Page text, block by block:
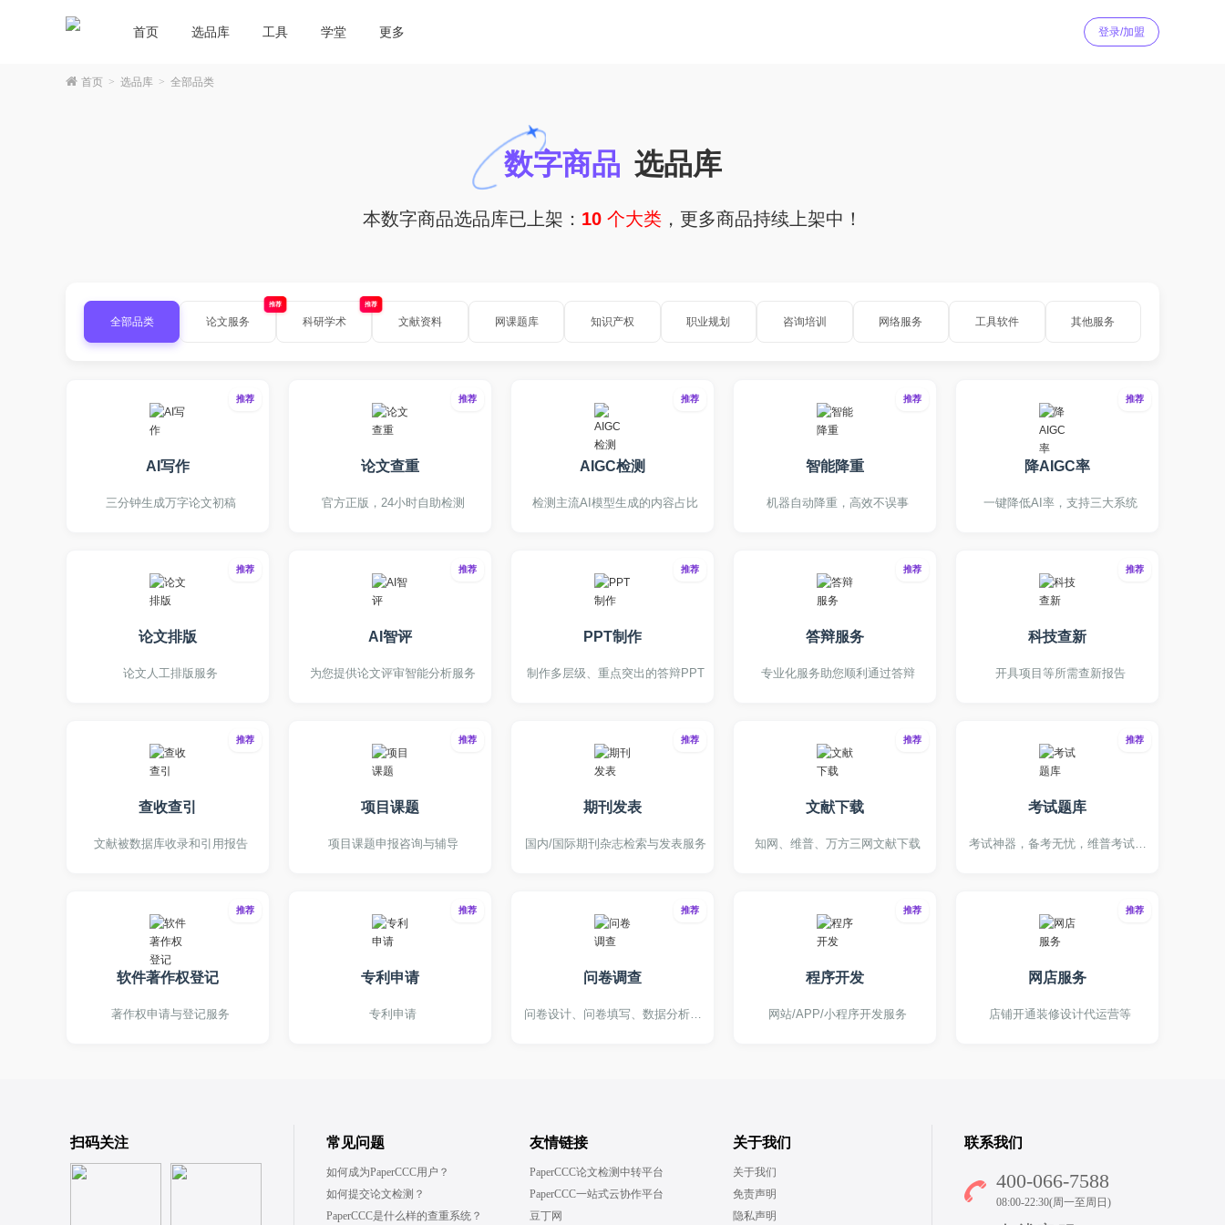
首页 选品库 工具 学堂 更多 登录/加盟
首页 > 选品库 > 全部品类
数字商品 选品库
本数字商品选品库已上架： 10 个大类 ，更多商品持续上架中！
全部品类 论文服务
推荐
科研学术
推荐
文献资料 网课题库 知识产权 职业规划 咨询培训 网络服务 工具软件 其他服务
推荐
AI写作
三分钟生成万字论文初稿
推荐
论文查重
官方正版，24小时自助检测
推荐
AIGC检测
检测主流AI模型生成的内容占比
推荐
智能降重
机器自动降重，高效不误事
推荐
降AIGC率
一键降低AI率，支持三大系统
推荐
论文排版
论文人工排版服务
推荐
AI智评
为您提供论文评审智能分析服务
推荐
PPT制作
制作多层级、重点突出的答辩PPT
推荐
答辩服务
专业化服务助您顺利通过答辩
推荐
科技查新
开具项目等所需查新报告
推荐
查收查引
文献被数据库收录和引用报告
推荐
项目课题
项目课题申报咨询与辅导
推荐
期刊发表
国内/国际期刊杂志检索与发表服务
推荐
文献下载
知网、维普、万方三网文献下载
推荐
考试题库
考试神器，备考无忧，维普考试服务平台
推荐
软件著作权登记
著作权申请与登记服务
推荐
专利申请
专利申请
推荐
问卷调查
问卷设计、问卷填写、数据分析、统计辅导
推荐
程序开发
网站/APP/小程序开发服务
推荐
网店服务
店铺开通装修设计代运营等
扫码关注 常见问题
如何成为PaperCCC用户？
如何提交论文检测？
PaperCCC是什么样的查重系统？
友情链接
PaperCCC论文检测中转平台
PaperCCC一站式云协作平台
豆丁网
关于我们
关于我们
免责声明
隐私声明
联系我们
400-066-7588
08:00-22:30(周一至周日)